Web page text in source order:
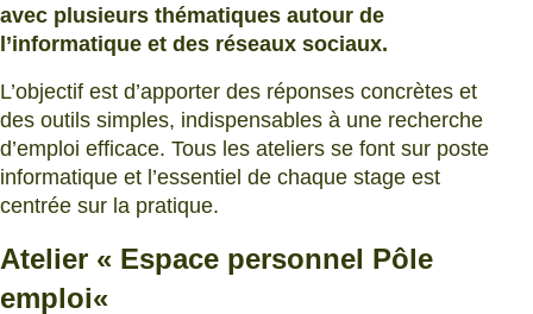
avec plusieurs thématiques autour de
l’informatique et des réseaux sociaux.
L’objectif est d’apporter des réponses concrètes et
des outils simples, indispensables à une recherche
d’emploi efficace. Tous les ateliers se font sur poste
informatique et l’essentiel de chaque stage est
centrée sur la pratique.
Atelier « Espace personnel Pôle
emploi«